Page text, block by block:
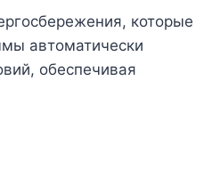
которые
автоматически
обеспечивая